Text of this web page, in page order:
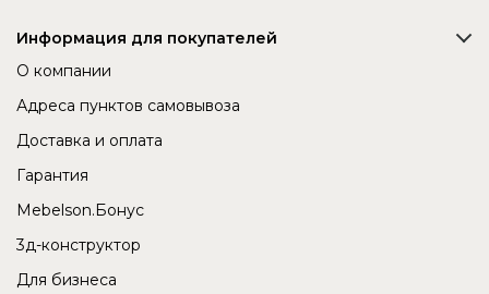
Информация для покупателей
О компании
Адреса пунктов самовывоза
Доставка и оплата
Гарантия
Mebelson.Бонус
3д-конструктор
Для бизнеса